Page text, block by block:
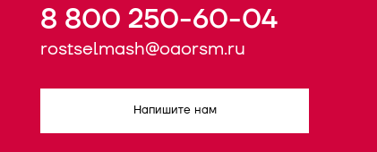
8 800 250-60-04
rostselmash@oaorsm.ru
Напишите нам